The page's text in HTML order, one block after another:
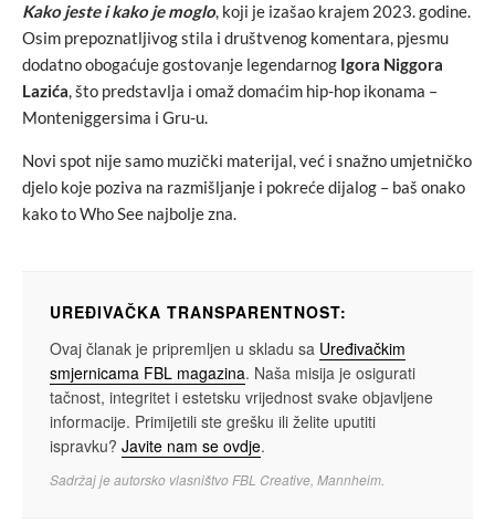
Kako jeste i kako je moglo, koji je izašao krajem 2023. godine.
Osim prepoznatljivog stila i društvenog komentara, pjesmu
dodatno obogaćuje gostovanje legendarnog Igora Niggora
Lazića, što predstavlja i omaž domaćim hip-hop ikonama –
Monteniggersima i Gru-u.
Novi spot nije samo muzički materijal, već i snažno umjetničko
djelo koje poziva na razmišljanje i pokreće dijalog – baš onako
kako to Who See najbolje zna.
UREĐIVAČKA TRANSPARENTNOST:
Ovaj članak je pripremljen u skladu sa Uređivačkim
smjernicama FBL magazina. Naša misija je osigurati
tačnost, integritet i estetsku vrijednost svake objavljene
informacije. Primijetili ste grešku ili želite uputiti
ispravku? Javite nam se ovdje.
Sadržaj je autorsko vlasništvo FBL Creative, Mannheim.